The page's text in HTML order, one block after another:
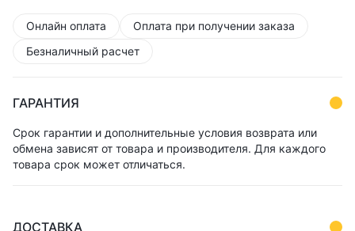
Онлайн оплата
Оплата при получении заказа
Безналичный расчет
ГАРАНТИЯ
Срок гарантии и дополнительные условия возврата или
обмена зависят от товара и производителя. Для каждого
товара срок может отличаться.
ДОСТАВКА